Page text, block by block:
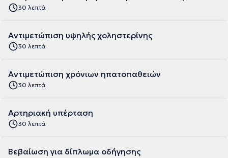
30 λεπτά
Αντιμετώπιση υψηλής χοληστερίνης
30 λεπτά
Αντιμετώπιση χρόνιων ηπατοπαθειών
30 λεπτά
Αρτηριακή υπέρταση
30 λεπτά
Βεβαίωση για δίπλωμα οδήγησης